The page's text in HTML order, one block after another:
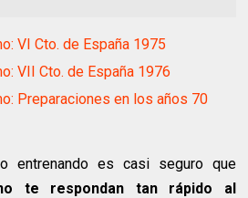
VI Cto. de España 1975
VII Cto. de España 1976
Preparaciones en los años 70
entrenando es casi seguro que
te respondan tan rápido al